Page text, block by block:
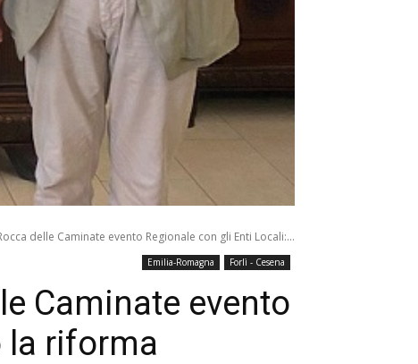
delle Caminate evento Regionale con gli Enti Locali:...
Emilia-Romagna Forlì - Cesena
Caminate evento
la riforma